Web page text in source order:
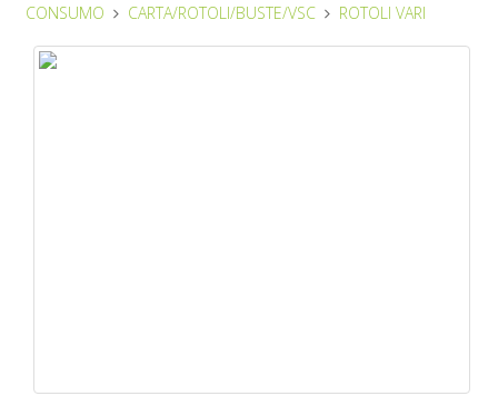
CONSUMO
CARTA/ROTOLI/BUSTE/VSC ROTOLI VARI